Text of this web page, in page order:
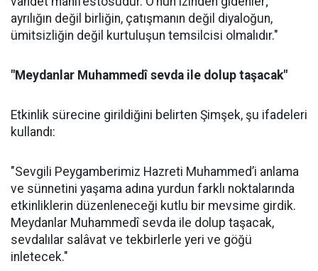
ayrılığın değil birliğin, çatışmanın değil diyaloğun,
ümitsizliğin değil kurtuluşun temsilcisi olmalıdır."
"Meydanlar Muhammedî sevda ile dolup taşacak"
Etkinlik sürecine girildiğini belirten Şimşek, şu ifadeleri
kullandı:
"Sevgili Peygamberimiz Hazreti Muhammed’i anlama
ve sünnetini yaşama adına yurdun farklı noktalarında
etkinliklerin düzenleneceği kutlu bir mevsime girdik.
Meydanlar Muhammedî sevda ile dolup taşacak,
sevdalılar salâvat ve tekbirlerle yeri ve göğü
inletecek."